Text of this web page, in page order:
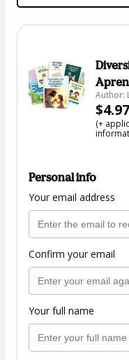
Author:
$4.97
(+
Personal info
Your email address
Confirm your email
Your full name